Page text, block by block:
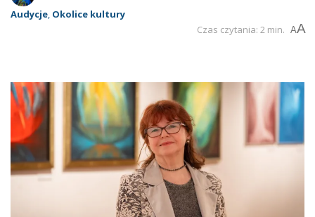
Audycje, Okolice kultury
Czas czytania: 2 min. AA